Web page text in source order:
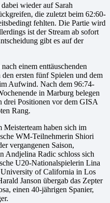
wieder auf Sarah
die zuletzt beim 62:60-
fehlten. Die Partie wird
ist der Stream ab sofort
gibt es auf der
einem enttäuschenden
ersten fünf Spielen und dem
Aufwind. Nach dem 96:74-
in Marburg belegen
drei Positionen vor dem GISA
Rang.
Meisterteam haben sich im
WM-Teilnehmerin Shiori
vergangenen Saison,
Andjelina Radic schloss sich
U20-Nationalspielerin Lina
University of California in Los
Janson übergab das Zepter
einen 40-jährigen Spanier,